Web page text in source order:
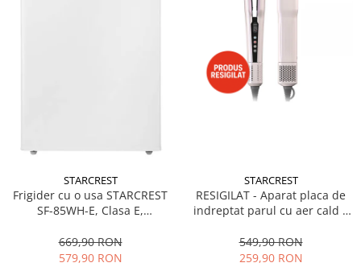
STARCREST
Frigider cu o usa STARCREST
SF-85WH-E, Clasa E,
interioara, Compartiment
gheata, H 82 cm, Alb
669,90 RON
579,90 RON
STARCREST
RESIGILAT - Aparat placa de
indreptat parul cu aer cald 2
1300 W, Uscare si indreptare,
Afisaj LCD, Tehnologie cu ioni
549,90 RON
259,90 RON